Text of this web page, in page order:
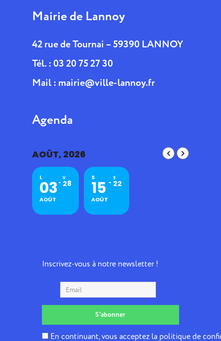
Mairie de Lannoy
42 rue de Tournai – 59390 LANNOY
Tél. : 03 20 75 27 30
Mail : mairie@ville-lannoy.fr
Agenda
AOÛT, 2026
L
03
AOÛT
V
28
S
15
AOÛT
S
22
Inscrivez-vous à notre newsletter !
En continuant, vous acceptez la politique de